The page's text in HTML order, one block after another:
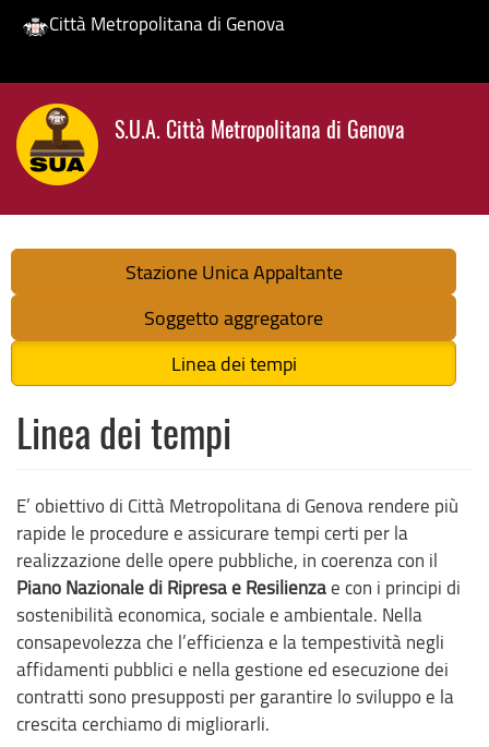
Salta
contenuto
principale
Città Metropolitana di Genova
S.U.A. Città Metropolitana di Genova
Stazione Unica Appaltante
Soggetto aggregatore
Linea dei tempi
Linea dei tempi
E’ obiettivo di Città Metropolitana di Genova rendere più
rapide le procedure e assicurare tempi certi per la
realizzazione delle opere pubbliche, in coerenza con il
Piano Nazionale di Ripresa e Resilienzae con i principi di
sostenibilità economica, sociale e ambientale. Nella
consapevolezza che l’efficienza e la tempestività negli
affidamenti pubblici e nella gestione ed esecuzione dei
contratti sono presupposti per garantire lo sviluppo e la
crescita cerchiamo di migliorarli.